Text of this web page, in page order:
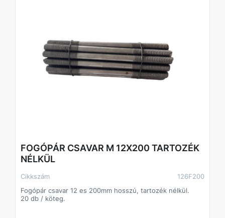
FOGÓPÁR CSAVAR M 12X200 TARTOZÉK
NÉLKÜL
Cikkszám
126F200
Fogópár csavar 12 es 200mm hosszú, tartozék nélkül.
20 db / köteg.